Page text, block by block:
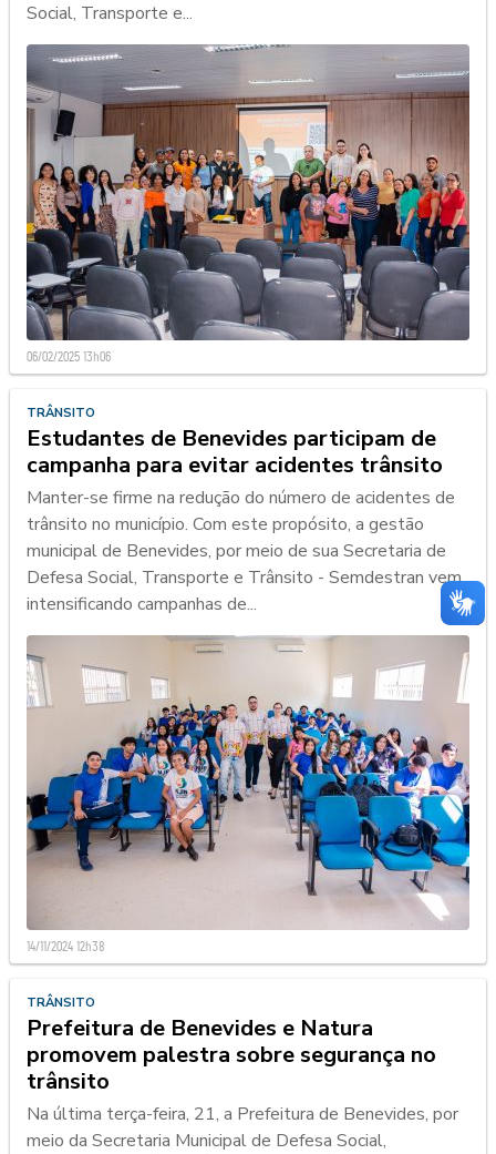
Social, Transporte e...
06/02/2025 13h06
TRÂNSITO
Estudantes de Benevides participam de
campanha para evitar acidentes trânsito
Manter-se firme na redução do número de acidentes de
trânsito no município. Com este propósito, a gestão
municipal de Benevides, por meio de sua Secretaria de
Defesa Social, Transporte e Trânsito - Semdestran vem
intensificando campanhas de...
14/11/2024 12h38
TRÂNSITO
Prefeitura de Benevides e Natura
promovem palestra sobre segurança no
trânsito
Na última terça-feira, 21, a Prefeitura de Benevides, por
meio da Secretaria Municipal de Defesa Social,